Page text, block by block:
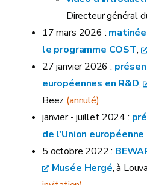
Directeur général
17 mars 2026 :
le programme COST,
27 janvier 2026 :
européennes en R&D,
Beez (annulé)
janvier - juillet 2024 :
de l'Union européenne
5 octobre 2022 :
Musée Hergé, à